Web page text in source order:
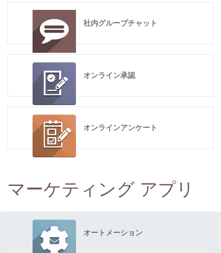
社内グループチャット
オンライン承認
オンラインアンケート
マーケティング アプリ
オートメーション